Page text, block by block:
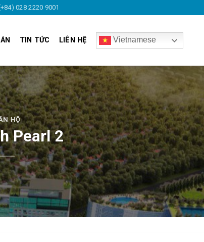
028 2220 9001
TIN TỨC LIÊN HỆ Vietnamese
HỘ
Pearl 2